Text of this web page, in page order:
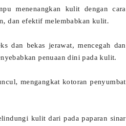
menenangkan kulit dengan cara
dan efektif melembabkan kulit.
dan bekas jerawat, mencegah dan
penuaan dini pada kulit.
mengangkat kotoran penyumbat
kulit dari pada paparan sinar